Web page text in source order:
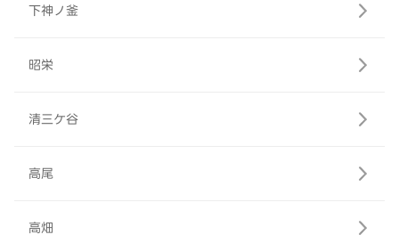
下神ノ釜
昭栄
清三ケ谷
高尾
高畑